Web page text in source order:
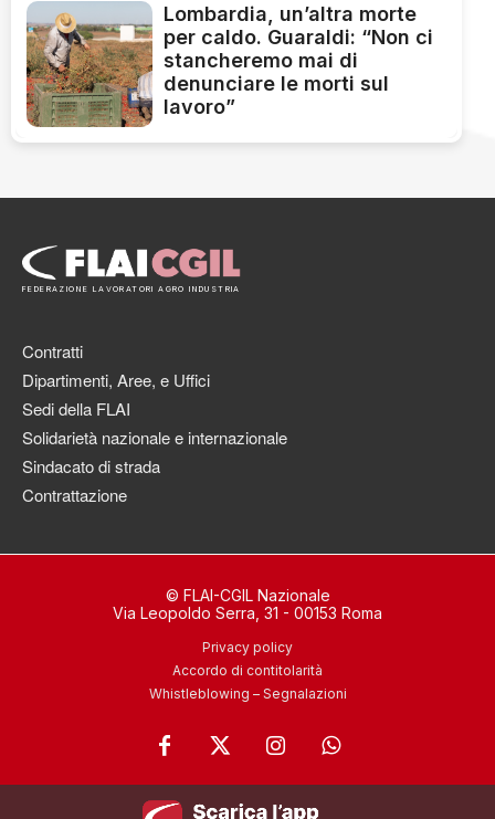
Lombardia, un’altra morte
per caldo. Guaraldi: “Non ci
stancheremo mai di
denunciare le morti sul
lavoro”
FEDERAZIONE LAVORATORI AGRO INDUSTRIA
Contratti
Dipartimenti, Aree, e Uffici
Sedi della FLAI
Solidarietà nazionale e internazionale
Sindacato di strada
Contrattazione
© FLAI-CGIL Nazionale
Via Leopoldo Serra, 31 - 00153 Roma
Privacy policy
Accordo di contitolarità
Whistleblowing – Segnalazioni